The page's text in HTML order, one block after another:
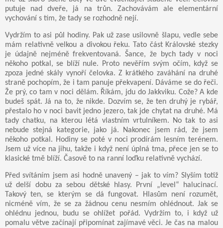
putuje nad dveře, já na trůn. Zachovávám ale elementární
vychování s tím, že tady se rozhodně nejí.
Vydržím to asi půl hodiny. Pak už zase usilovně šlapu, vedle sebe
mám relativně velkou a divokou řeku. Tato část Královské stezky
je údajně nejméně frekventovaná. Šance, že bych tady v noci
někoho potkal, se blíží nule. Proto nevěřím svým očím, když se
zpoza jedné skály vynoří čelovka. Z krátkého zaváhání na druhé
straně pochopím, že i tam panuje překvapení. Dáváme se do řeči.
Že prý, co tam v noci dělám. Říkám, jdu do Jakkviku. Cože? A kde
budeš spát. Já na to, že nikde. Dozvím se, že ten druhý je rybář,
přestalo ho v noci bavit jedno jezero, tak jde chytat na druhé. Má
tady chatku, na kterou létá vlastním vrtulníkem. No tak to asi
nebude stejná kategorie, jako já. Nakonec jsem rád, že jsem
někoho potkal. Hodiny se poté v noci prodírám lesním terénem.
Jsem už více na jihu, takže i když není úplná tma, přece jen se to
klasické tmě blíží. Časově to na ranní loďku relativně vychází.
Před svítáním jsem asi hodně unavený – jak to vím? Slyším totiž
už delší dobu za sebou dětské hlasy. První „level“ halucinací.
Takový ten, se kterým se dá fungovat. Hlasům není rozumět,
nicméně vím, že se za žádnou cenu nesmím ohlédnout. Jak se
ohlédnu jednou, budu se ohlížet pořád. Vydržím to, i když už
pomalu větve začínají připomínat zajímavé věci. Je čas na malou